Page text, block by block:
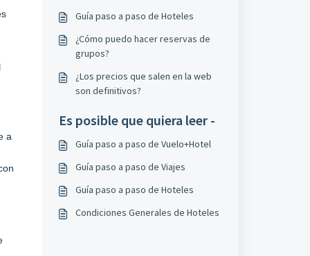
a
Guía paso a paso de Hoteles
¿Cómo puedo hacer reservas de
grupos?
¿Los precios que salen en la web
son definitivos?
Es posible que quiera leer -
Guía paso a paso de Vuelo+Hotel
Guía paso a paso de Viajes
Guía paso a paso de Hoteles
Condiciones Generales de Hoteles